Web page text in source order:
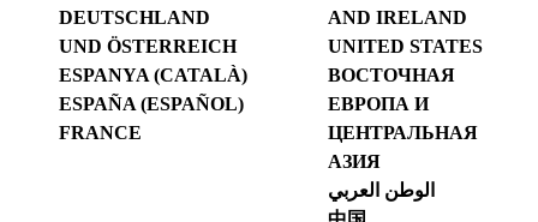
DEUTSCHLAND
UND ÖSTERREICH
ESPANYA (CATALÀ)
ESPAÑA (ESPAÑOL)
FRANCE
AND IRELAND
UNITED STATES
ВОСТОЧНАЯ
ЕВРОПА И
ЦЕНТРАЛЬНАЯ
АЗИЯ
الوطن العربي